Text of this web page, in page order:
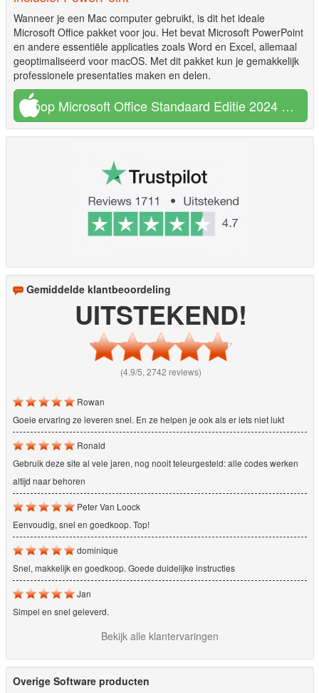
Wanneer je een Mac computer gebruikt, is dit het ideale
Microsoft Office pakket voor jou. Het bevat Microsoft PowerPoint
en andere essentiële applicaties zoals Word en Excel, allemaal
geoptimaliseerd voor macOS. Met dit pakket kun je gemakkelijk
professionele presentaties maken en delen.
Koop Microsoft Office Standaard Editie 2024 voor MAC €27,95
Gemiddelde klantbeoordeling
UITSTEKEND!
(4.9/5, 2742 reviews)
Rowan
Goeie ervaring ze leveren snel. En ze helpen je ook als er iets niet lukt
Ronald
Gebruik deze site al vele jaren, nog nooit teleurgesteld: alle codes werken
altijd naar behoren
Peter Van Loock
Eenvoudig, snel en goedkoop. Top!
dominique
Snel, makkelijk en goedkoop. Goede duidelijke instructies
Jan
Simpel en snel geleverd.
Bekijk alle klantervaringen
Overige Software producten